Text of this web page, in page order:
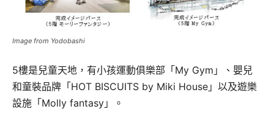
Image from Yodobashi
5樓是兒童天地，有小孩運動俱樂部「My Gym」、嬰兒
和童裝品牌「HOT BISCUITS by Miki House」以及遊樂
設施「Molly fantasy」。